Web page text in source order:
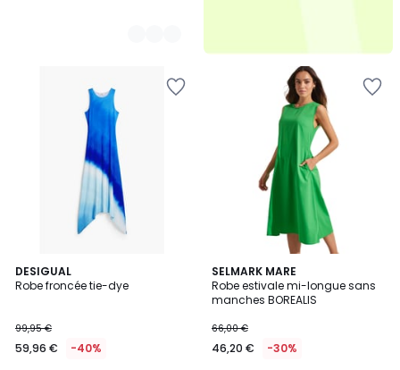
DESIGUAL
Robe froncée tie-dye
99,95 €
59,96 € -40%
SELMARK MARE
Robe estivale mi-longue sans
manches BOREALIS
66,00 €
46,20 € -30%
4
/
5
3
Couleurs